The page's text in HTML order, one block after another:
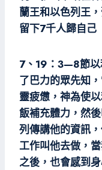
蘭王和以色列王
留下7千人歸自己
7、19：3—8節以
了巴力的眾先知
靈疲憊，神為使
飯補充體力，然
列傳講他的資訊
工作叫他去做，
之後，也會感到